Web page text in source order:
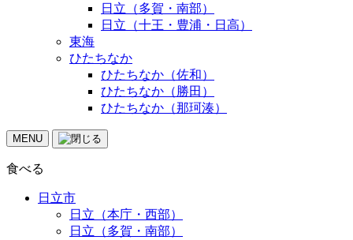
日立（多賀・南部）
日立（十王・豊浦・日高）
東海
ひたちなか
ひたちなか（佐和）
ひたちなか（勝田）
ひたちなか（那珂湊）
MENU
食べる
日立市
日立（本庁・西部）
日立（多賀・南部）